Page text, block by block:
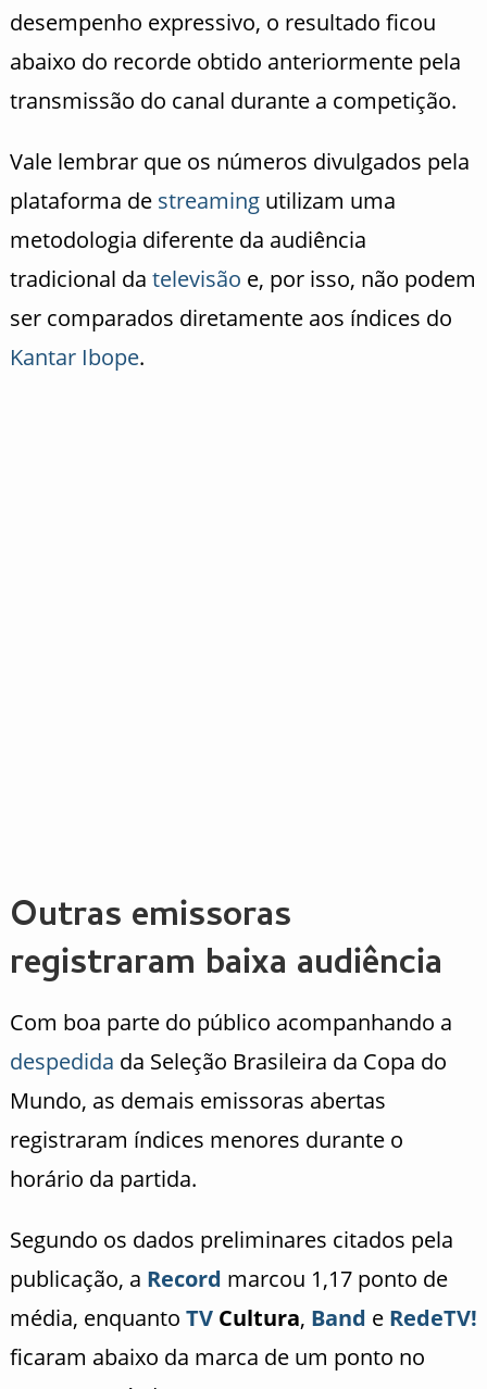
desempenho expressivo, o resultado ficou
abaixo do recorde obtido anteriormente pela
transmissão do canal durante a competição.
Vale lembrar que os números divulgados pela
plataforma de streamingutilizam uma
metodologia diferente da audiência
tradicional da televisão e, por isso, não podem
ser comparados diretamente aos índices do
Kantar Ibope.
Outras emissoras
registraram baixa audiência
Com boa parte do público acompanhando a
despedida da Seleção Brasileira da Copa do
Mundo, as demais emissoras abertas
registraram índices menores durante o
horário da partida.
Segundo os dados preliminares citados pela
publicação, a Record marcou 1,17 ponto de
média, enquanto TVCultura, Band e RedeTV!
ficaram abaixo da marca de um ponto no